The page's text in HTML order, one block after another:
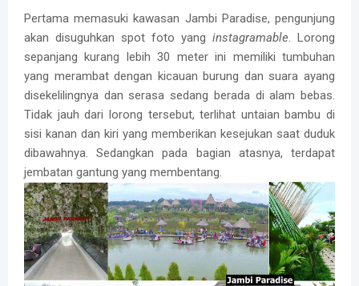
Pertama memasuki kawasan Jambi Paradise, pengunjung
akan disuguhkan spot foto yang instagramable. Lorong
sepanjang kurang lebih 30 meter ini memiliki tumbuhan
yang merambat dengan kicauan burung dan suara ayang
disekelilingnya dan serasa sedang berada di alam bebas.
Tidak jauh dari lorong tersebut, terlihat untaian bambu di
sisi kanan dan kiri yang memberikan kesejukan saat duduk
dibawahnya. Sedangkan pada bagian atasnya, terdapat
jembatan gantung yang membentang.